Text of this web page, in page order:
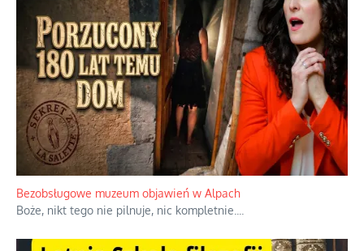
Niezwykłe wyścigi dawnych osadników w Palestynie
W 1938 roku, uwaga, 17% tych osadników niemieckich w
Palestynie było członkiem partii nazistowskiej i podczas II
wojny światowej byli internowani...